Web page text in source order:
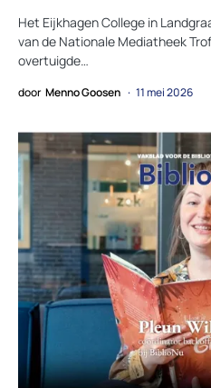
Het Eijkhagen College in
van de Nationale Mediatheek
overtuigde…
door Menno Goosen 11 mei 2026